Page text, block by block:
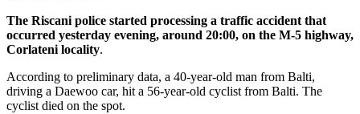
The Riscani police started processing a traffic accident that
occurred yesterday evening, around 20:00, on the M-5 highway,
Corlateni locality.
According to preliminary data, a 40-year-old man from Balti,
driving a Daewoo car, hit a 56-year-old cyclist from Balti. The
cyclist died on the spot.